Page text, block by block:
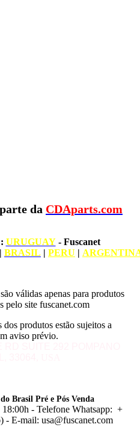
da CDAparts.com
URUGUAY- Fuscanet
| BRASIL | PERU |
válidas apenas para produtos
pelo site fuscanet.com
dos produtos estão sujeitos a
aviso prévio.
Brasil Pré e Pós Venda
18:00h - Telefone Whatsapp: +
E-mail: usa@fuscanet.com